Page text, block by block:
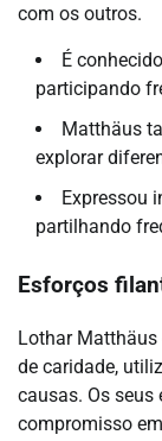
com os outros.
É
participando
Matthäus
explorar
Expressou
partilhando
Esforços
Lothar
de caridade,
causas. Os
compromisso